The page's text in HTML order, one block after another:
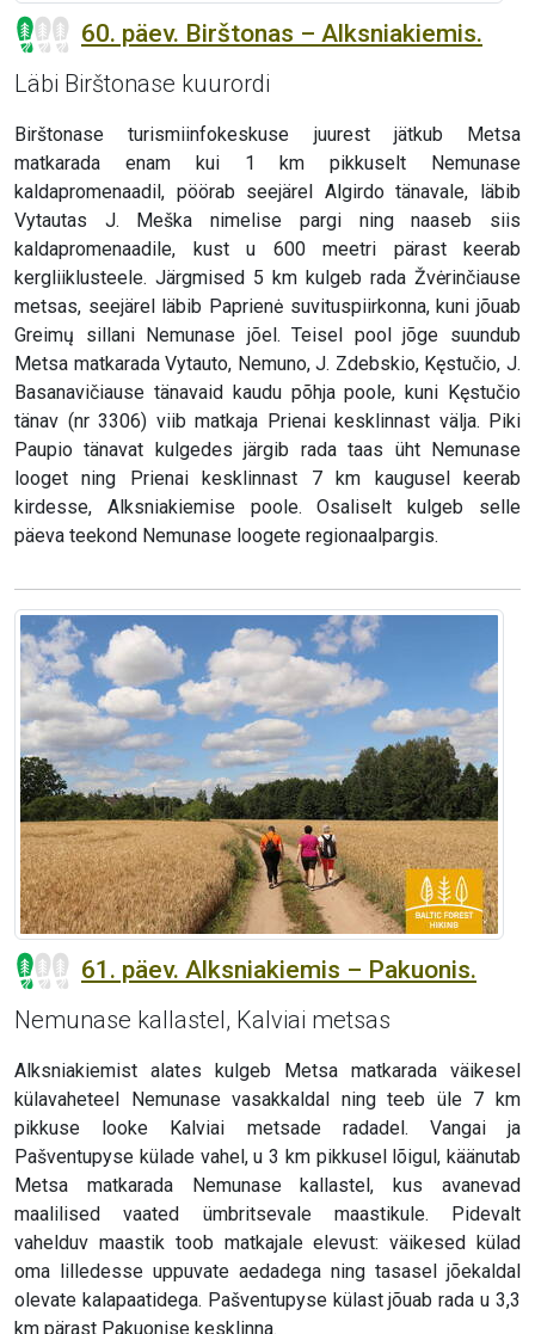
60. päev. Birštonas – Alksniakiemis.
Läbi Birštonase kuurordi
Birštonase turismiinfokeskuse juurest jätkub Metsa
matkarada enam kui 1 km pikkuselt Nemunase
kaldapromenaadil, pöörab seejärel Algirdo tänavale, läbib
Vytautas J. Meška nimelise pargi ning naaseb siis
kaldapromenaadile, kust u 600 meetri pärast keerab
kergliiklusteele. Järgmised 5 km kulgeb rada Žvėrinčiause
metsas, seejärel läbib Paprienė suvituspiirkonna, kuni jõuab
Greimų sillani Nemunase jõel. Teisel pool jõge suundub
Metsa matkarada Vytauto, Nemuno, J. Zdebskio, Kęstučio, J.
Basanavičiause tänavaid kaudu põhja poole, kuni Kęstučio
tänav (nr 3306) viib matkaja Prienai kesklinnast välja. Piki
Paupio tänavat kulgedes järgib rada taas üht Nemunase
looget ning Prienai kesklinnast 7 km kaugusel keerab
kirdesse, Alksniakiemise poole. Osaliselt kulgeb selle
päeva teekond Nemunase loogete regionaalpargis.
61. päev. Alksniakiemis – Pakuonis.
Nemunase kallastel, Kalviai metsas
Alksniakiemist alates kulgeb Metsa matkarada väikesel
külavaheteel Nemunase vasakkaldal ning teeb üle 7 km
pikkuse looke Kalviai metsade radadel. Vangai ja
Pašventupyse külade vahel, u 3 km pikkusel lõigul, käänutab
Metsa matkarada Nemunase kallastel, kus avanevad
maalilised vaated ümbritsevale maastikule. Pidevalt
vahelduv maastik toob matkajale elevust: väikesed külad
oma lilledesse uppuvate aedadega ning tasasel jõekaldal
olevate kalapaatidega. Pašventupyse külast jõuab rada u 3,3
km pärast Pakuonise kesklinna.